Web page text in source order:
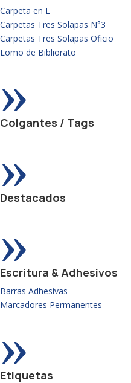
Carpeta en L
Carpetas Tres Solapas N°3
Carpetas Tres Solapas Oficio
Lomo de Bibliorato
»
Colgantes / Tags
»
Destacados
»
Escritura & Adhesivos
Barras Adhesivas
Marcadores Permanentes
»
Etiquetas